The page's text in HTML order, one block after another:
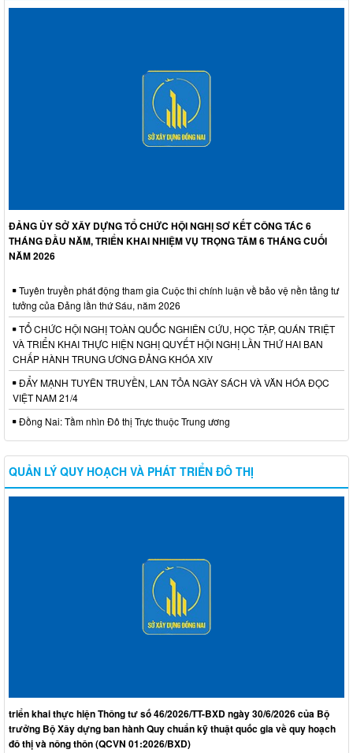
ĐẢNG ỦY SỞ XÂY DỰNG TỔ CHỨC HỘI NGHỊ SƠ KẾT CÔNG TÁC 6
THÁNG ĐẦU NĂM, TRIỂN KHAI NHIỆM VỤ TRỌNG TÂM 6 THÁNG CUỐI
NĂM 2026
Tuyên truyền phát động tham gia Cuộc thi chính luận về bảo vệ nền tảng tư
tưởng của Đảng lần thứ Sáu, năm 2026
TỔ CHỨC HỘI NGHỊ TOÀN QUỐC NGHIÊN CỨU, HỌC TẬP, QUÁN TRIỆT
VÀ TRIỂN KHAI THỰC HIỆN NGHỊ QUYẾT HỘI NGHỊ LẦN THỨ HAI BAN
CHẤP HÀNH TRUNG ƯƠNG ĐẢNG KHÓA XIV
ĐẨY MẠNH TUYÊN TRUYỀN, LAN TỎA NGÀY SÁCH VÀ VĂN HÓA ĐỌC
VIỆT NAM 21/4
Đồng Nai: Tầm nhìn Đô thị Trực thuộc Trung ương
QUẢN LÝ QUY HOẠCH VÀ PHÁT TRIỂN ĐÔ THỊ
triển khai thực hiện Thông tư số 46/2026/TT-BXD ngày 30/6/2026 của Bộ
trưởng Bộ Xây dựng ban hành Quy chuẩn kỹ thuật quốc gia về quy hoạch
đô thị và nông thôn (QCVN 01:2026/BXD)